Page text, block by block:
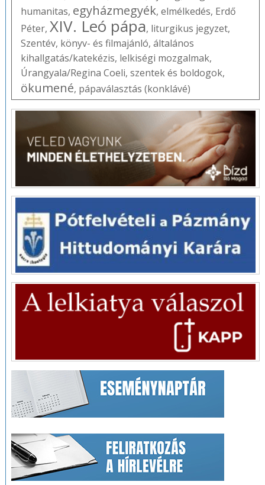
humanitas, egyházmegyék, elmélkedés, Erdő
Péter, XIV. Leó pápa, liturgikus jegyzet,
Szentév, könyv- és filmajánló, általános
kihallgatás/katekézis, lelkiségi mozgalmak,
Úrangyala/Regina Coeli, szentek és boldogok,
ökumené, pápaválasztás (konklávé)